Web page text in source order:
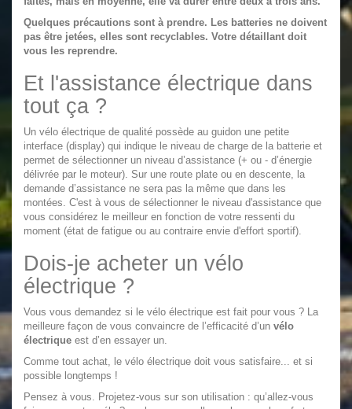
Quelques précautions sont à prendre. Les batteries ne doivent
pas être jetées, elles sont recyclables. Votre détaillant doit
vous les reprendre.
Et l'assistance électrique dans
tout ça ?
Un vélo électrique de qualité possède au guidon une petite
interface (display) qui indique le niveau de charge de la batterie et
permet de sélectionner un niveau d’assistance (+ ou - d’énergie
délivrée par le moteur). Sur une route plate ou en descente, la
demande d’assistance ne sera pas la même que dans les
montées. C'est à vous de sélectionner le niveau d'assistance que
vous considérez le meilleur en fonction de votre ressenti du
moment (état de fatigue ou au contraire envie d'effort sportif).
Dois-je acheter un vélo
électrique ?
Vous vous demandez si le vélo électrique est fait pour vous ? La
meilleure façon de vous convaincre de l’efficacité d’un vélo
électrique est d’en essayer un.
Comme tout achat, le vélo électrique doit vous satisfaire... et si
possible longtemps !
Pensez à vous. Projetez-vous sur son utilisation : qu’allez-vous